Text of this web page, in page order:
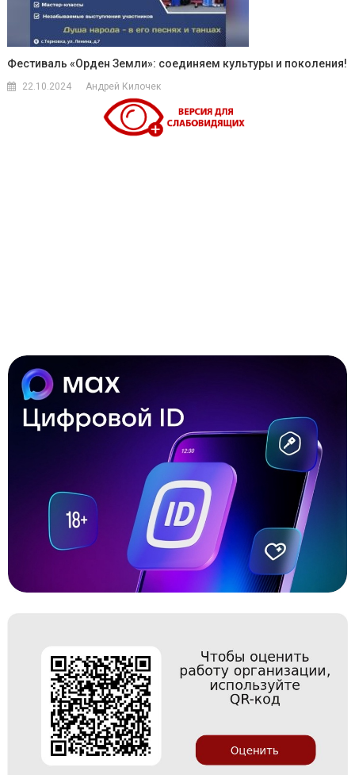
Фестиваль «Орден Земли»: соединяем культуры и поколения!
22.10.2024 Андрей Килочек